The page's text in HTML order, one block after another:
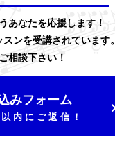
あなたを応援します！
ンを受講されています。
相談下さい！
みフォーム
内にご返信！